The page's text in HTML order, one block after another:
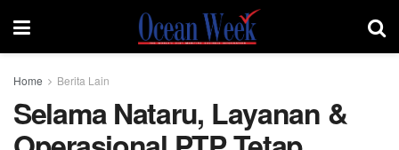
Home Berita Lain
Selama Nataru, Layanan &